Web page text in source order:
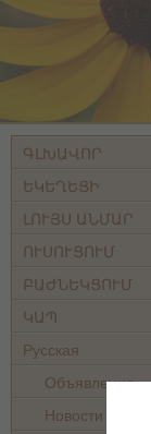
ԳԼԽԱՎՈՐ
ԵԿԵՂԵՑԻ
ԼՈՒՅՍ ԱՆՄԱՐ
ՈՒՍՈՒՑՈՒՄ
ԲԱԺՆԵԿՑՈՒՄ
ԿԱՊ
Русская
Объявления
Новости